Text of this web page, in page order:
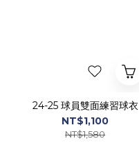
24-25 球員雙面練習球衣
NT$1,100
NT$1,580